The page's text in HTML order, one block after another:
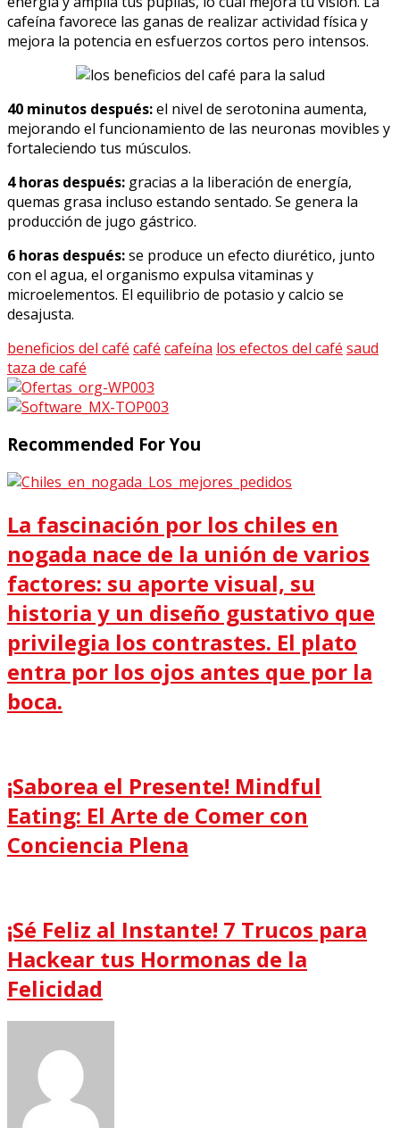
cafeína favorece las ganas de realizar actividad física y
mejora la potencia en esfuerzos cortos pero intensos.
40 minutos después:el nivel de serotonina aumenta,
mejorando el funcionamiento de las neuronas movibles y
fortaleciendo tus músculos.
4 horas después: gracias a la liberación de energía,
quemas grasa incluso estando sentado. Se genera la
producción de jugo gástrico.
6 horas después:se produce un efecto diurético, junto
con el agua, el organismo expulsa vitaminas y
microelementos. El equilibrio de potasio y calcio se
desajusta.
beneficios del café café cafeína los efectos del café saud
taza de café
Recommended For You
La fascinación por los chiles en
nogada nace de la unión de varios
factores: su aporte visual, su
historia y un diseño gustativo que
privilegia los contrastes. El plato
entra por los ojos antes que por la
boca.
¡Saborea el Presente! Mindful
Eating: El Arte de Comer con
Conciencia Plena
¡Sé Feliz al Instante! 7 Trucos para
Hackear tus Hormonas de la
Felicidad